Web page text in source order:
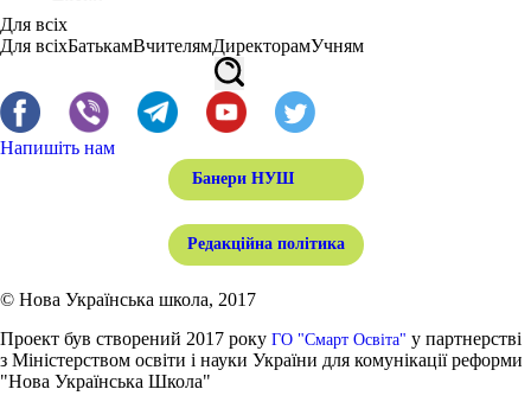
Для всіх
Для всіхБатькамВчителямДиректорамУчням
Напишіть нам
Банери НУШ
Редакційна політика
© Нова Українська школа, 2017
Проект був створений 2017 року ГО "Смарт Освіта" у партнерстві
з Міністерством освіти і науки України для комунікації реформи
"Нова Українська Школа"